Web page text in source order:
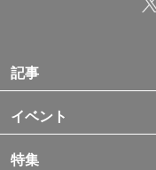
記事
イベント
特集